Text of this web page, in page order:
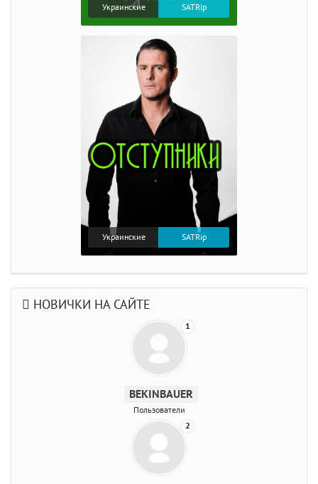
Украинские SATRip
Украинские SATRip
НОВИЧКИ НА САЙТЕ
1
BEKINBAUER
Пользователи
2